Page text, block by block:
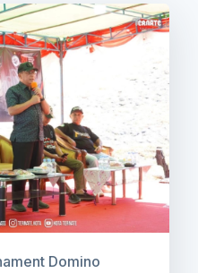
Domino